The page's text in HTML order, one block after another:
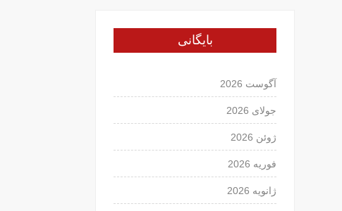
بایگانی
آگوست 2026
جولای 2026
ژوئن 2026
فوریه 2026
ژانویه 2026